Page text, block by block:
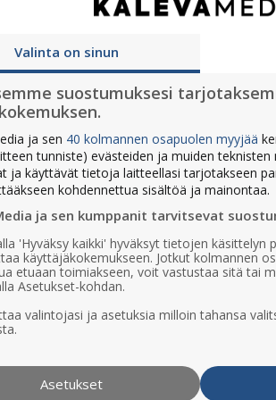
voi tilata tällä
alueilla Raahen
Tarkista jakelualue tästä
TILAA TÄSTÄ
Valinta on sinun
suostumuksesi
ja sen 40 kolmannen osapuolen myyjää
tunniste) evästeiden ja muiden
ja käyttävät tietoja laitteellasi tarjotakseen
kohdennettua sisältöä ja mainontaa.
ja sen kumppanit tarvitsevat
'Hyväksy kaikki' hyväksyt tietojen käsittelyn
käyttäjäkokemukseen. Jotkut kolmannen
etuaan toimiakseen, voit vastustaa sitä tai
Asetukset-kohdan.
valintojasi ja asetuksia milloin tahansa
Asetukset